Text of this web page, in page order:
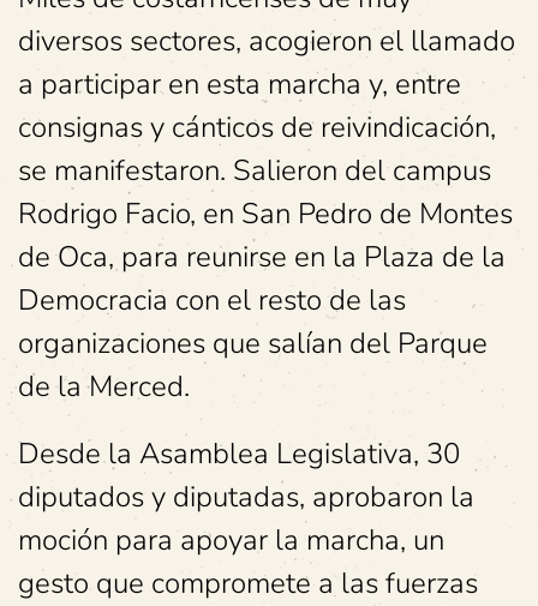
diversos sectores, acogieron el llamado
a participar en esta marcha y, entre
consignas y cánticos de reivindicación,
se manifestaron. Salieron del campus
Rodrigo Facio, en San Pedro de Montes
de Oca, para reunirse en la Plaza de la
Democracia con el resto de las
organizaciones que salían del Parque
de la Merced.
Desde la Asamblea Legislativa, 30
diputados y diputadas, aprobaron la
moción para apoyar la marcha, un
gesto que compromete a las fuerzas